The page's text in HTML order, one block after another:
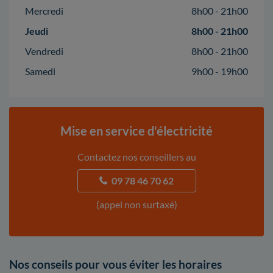
Mercredi
8h00 - 21h00
Jeudi
8h00 - 21h00
Vendredi
8h00 - 21h00
Samedi
9h00 - 19h00
Mise en service d'électricité
Contactez nos conseillers au
09 78 46 70 62
(appel non surtaxé)
Nos conseils pour vous éviter les horaires